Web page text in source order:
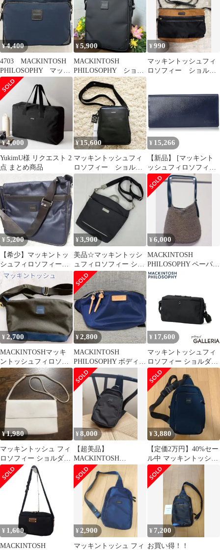
ラック
¥4,400
4703 MACKINTOSH
PHILOSOPHY マッキ
ントッシュフィロソフ
ィー ショルダーバッ
グ ネイビー ダーク
ブラウン レディー
ス メンズ ユニセッ
クス ポケット多数
¥5,900
MACKINTOSH
PHILOSOPHY ショル
ダーバック メンズ
レディース
¥990
マッキントッシュフィ
ロソフィー ショルダ
¥4,000
YukimU様 リクエスト 2
点 まとめ商品
¥15,600
マッキントッシュフィ
ロソフィー ショルダ
ーバッグ
¥ 15,266
【新品】 [マッキント
ッシュフィロソフィー]
長財布 メンズ レディー
ス 二つ折り 小銭入れあ
り ローワン 0
¥5,200
【希少】マッキントッ
シュフィロソフィー
ショルダーバッグ マ
クダフ2 ネイビー
¥3,900
美品☆マッキントッシ
ュフィロソフィー ショ
ルダーバッグ ネイビー
¥6,000
MACKINTOSH
PHILOSOPHY ペーパー
編み バッグ【最終お値
¥2,700
MACKINTOSHマッキ
ントッシュフィロソフ
ィー ショルダーバッ
グ 黒×青
¥2,800
MACKINTOSH
PHILOSOPHY ボディバ
ッグ ネイビー
¥ 17,600
マッキントッシュフィ
ロソフィー ショルダー
バッグ レディース メン
ズ MACKINTOSH
PHILOSOPHY 6W06
19132 ブラック
¥1,980
マッキントッシュ フィ
ロソフィー ショルダー
バッグ ホワイト 開閉マ
グネット式
¥8,000
【超美品】
MACKINTOSH
PHILOSOPHY ボディバ
ッグ
¥3,880
【定価2万円】40%セー
ル中 マッキントッシュ
フィロソフィー ボディ
バッグ
¥ 1,600
MACKINTOSH
¥ 2,900
マッキントッシュ フィ
¥ 7,200
お買い得！！